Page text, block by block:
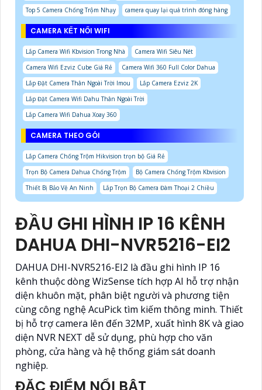
Top 5 Camera Chống Trộm Nhạy
camera quay lại quá trình đóng hàng
CAMERA KẾT NỐI WIFI
Lắp Camera Wifi Kbvision Trong Nhà
Camera Wifi Siêu Nét
Camera Wifi Ezviz Cube Giá Rẻ
Camera Wifi 360 Full Color Dahua
Lắp Đặt Camera Thân Ngoài Trời Imou
Lắp Camera Ezviz 2K
Lắp Đặt Camera Wifi Dahu Thân Ngoài Trời
Lắp Camera Wifi Dahua Xoay 360
CAMERA THEO GÓI
Lắp Camera Chống Trộm Hikvision trọn bộ Giá Rẻ
Trọn Bộ Camera Dahua Chống Trộm
Bộ Camera Chống Trộm Kbvision
Thiết Bị Bảo Vệ An Ninh
Lắp Trọn Bộ Camera Đàm Thoại 2 Chiều
ĐẦU GHI HÌNH IP 16 KÊNH
DAHUA DHI-NVR5216-EI2
DAHUA DHI-NVR5216-EI2 là đầu ghi hình IP 16
kênh thuộc dòng WizSense tích hợp AI hỗ trợ nhận
diện khuôn mặt, phân biệt người và phương tiện
cùng công nghệ AcuPick tìm kiếm thông minh. Thiết
bị hỗ trợ camera lên đến 32MP, xuất hình 8K và giao
diện NVR NEXT dễ sử dụng, phù hợp cho văn
phòng, cửa hàng và hệ thống giám sát doanh
nghiệp.
ĐẶC ĐIỂM NỔI BẬT